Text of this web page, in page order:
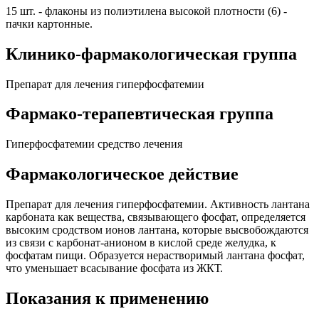
15 шт. - флаконы из полиэтилена высокой плотности (6) -
пачки картонные.
Клинико-фармакологическая группа
Препарат для лечения гиперфосфатемии
Фармако-терапевтическая группа
Гиперфосфатемии средство лечения
Фармакологическое действие
Препарат для лечения гиперфосфатемии. Активность лантана
карбоната как вещества, связывающего фосфат, определяется
высоким сродством ионов лантана, которые высвобождаются
из связи с карбонат-анионом в кислой среде желудка, к
фосфатам пищи. Образуется нерастворимый лантана фосфат,
что уменьшает всасывание фосфата из ЖКТ.
Показания к применению